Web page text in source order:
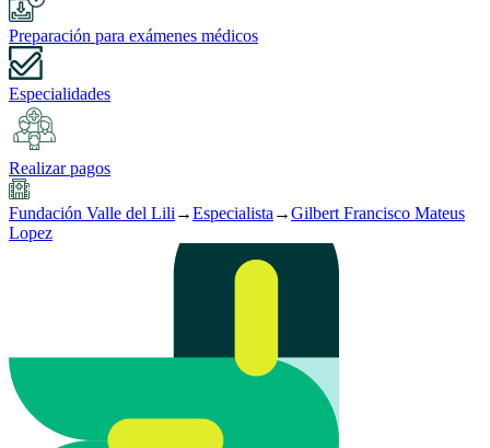
Preparación para exámenes médicos
Especialidades
Realizar pagos
Fundación Valle del Lili →Especialista →Gilbert Francisco Mateus
Lopez